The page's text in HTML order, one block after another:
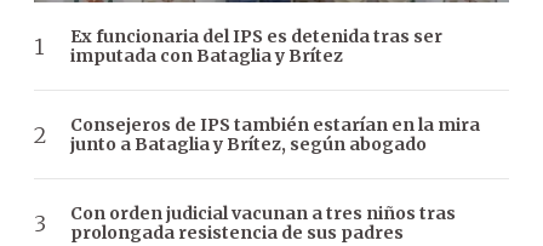
Ex funcionaria del IPS es detenida tras ser
imputada con Bataglia y Brítez
Consejeros de IPS también estarían en la mira
junto a Bataglia y Brítez, según abogado
Con orden judicial vacunan a tres niños tras
prolongada resistencia de sus padres